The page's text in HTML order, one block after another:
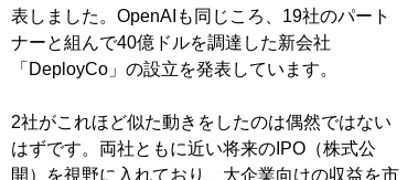
表しました。OpenAIも同じころ、19社のパート
ナーと組んで40億ドルを調達した新会社
「DeployCo」の設立を発表しています。
2社がこれほど似た動きをしたのは偶然ではない
はずです。両社ともに近い将来のIPO（株式公
開）を視野に入れており、大企業向けの収益を市